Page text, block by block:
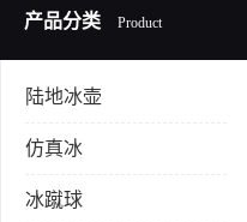
产品分类 Product
陆地冰壶
仿真冰
冰蹴球